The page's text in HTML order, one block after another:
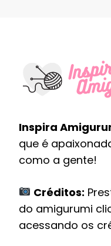
Inspira
que é
como a gente!
Créditos:
do amigurumi
acessando os